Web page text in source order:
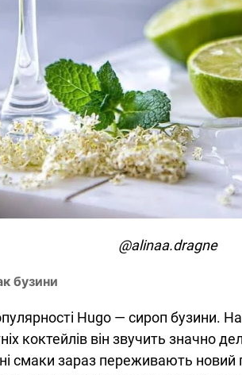
@alinaa.dragne
бузини
Hugo — сироп бузини.
коктейлів він звучить значно
смаки зараз переживають новий